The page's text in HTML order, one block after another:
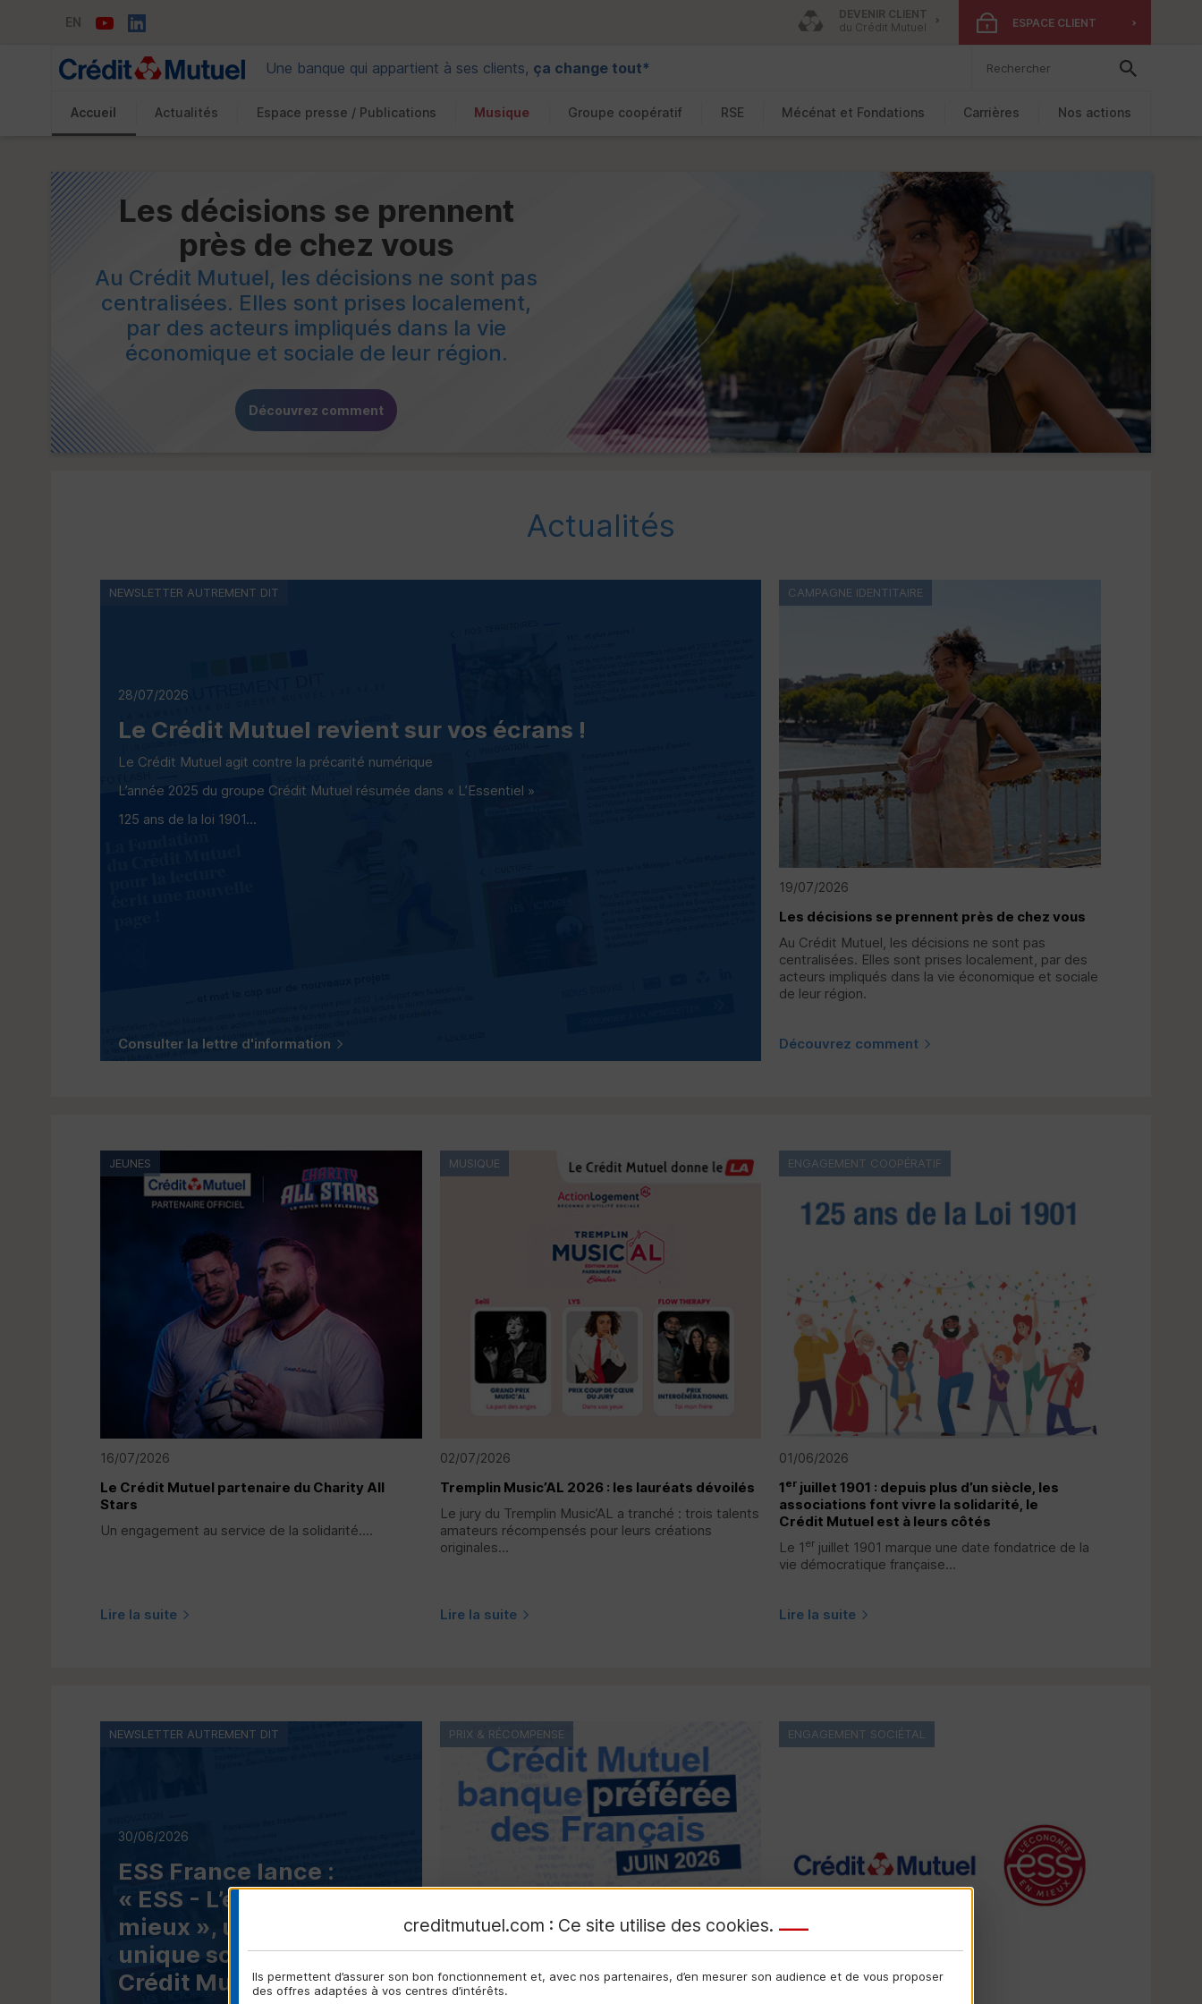
EN
DEVENIR CLIENT
du Crédit Mutuel
ESPACE CLIENT
Une banque qui appartient à ses clients, ça change tout*
Accueil Actualités Espace presse / Publications Musique Groupe coopératif RSE Mécénat et Fondations Carrières Nos actions
Les décisions se prennent
près de chez vous
Au Crédit Mutuel, les décisions ne sont pas
centralisées. Elles sont prises localement,
par des acteurs impliqués dans la vie
économique et sociale de leur région.
Découvrez comment
Actualités
28/07/2026
Le Crédit Mutuel revient sur vos écrans !
Le Crédit Mutuel agit contre la précarité numérique
L’année 2025 du groupe Crédit Mutuel résumée dans « L’Essentiel »
125 ans de la loi 1901...
Consulter la lettre d'information
NEWSLETTER AUTREMENT DIT
19/07/2026
Les décisions se prennent près de chez vous
Au Crédit Mutuel, les décisions ne sont pas
centralisées. Elles sont prises localement, par des
acteurs impliqués dans la vie économique et sociale
de leur région.
Découvrez comment
CAMPAGNE IDENTITAIRE
16/07/2026
Le Crédit Mutuel partenaire du Charity All
Stars
Un engagement au service de la solidarité....
Lire la suite
JEUNES
02/07/2026
Tremplin Music’AL 2026 : les lauréats dévoilés
Le jury du Tremplin Music’AL a tranché : trois talents
amateurs récompensés pour leurs créations
originales...
Lire la suite
MUSIQUE
01/06/2026
1er juillet 1901 : depuis plus d’un siècle, les
associations font vivre la solidarité, le
Crédit Mutuel est à leurs côtés
Le 1 er juillet 1901 marque une date fondatrice de la
vie démocratique française...
Lire la suite
ENGAGEMENT COOPÉRATIF
30/06/2026
ESS France lance :
« ESS - L’économie en
mieux », une marque
unique soutenue par le
Crédit Mutuel
NEWSLETTER AUTREMENT DIT PRIX & RÉCOMPENSE ENGAGEMENT SOCIÉTAL
creditmutuel.com : Ce site utilise des cookies.
Ils permettent d’assurer son bon fonctionnement et, avec nos partenaires, d’en mesurer son audience et de vous proposer
des offres adaptées à vos centres d’intérêts.